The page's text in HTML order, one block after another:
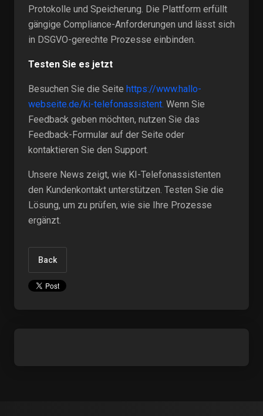
Protokolle und Speicherung. Die Plattform erfüllt
gängige Compliance-Anforderungen und lässt sich
in DSGVO-gerechte Prozesse einbinden.
Testen Sie es jetzt
Besuchen Sie die Seite https://www.hallo-
webseite.de/ki-telefonassistent. Wenn Sie
Feedback geben möchten, nutzen Sie das
Feedback-Formular auf der Seite oder
kontaktieren Sie den Support.
Unsere News zeigt, wie KI-Telefonassistenten
den Kundenkontakt unterstützen. Testen Sie die
Lösung, um zu prüfen, wie sie Ihre Prozesse
ergänzt.
Back